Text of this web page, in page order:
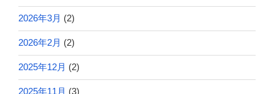
2026年3月 (2)
2026年2月 (2)
2025年12月 (2)
2025年11月 (3)